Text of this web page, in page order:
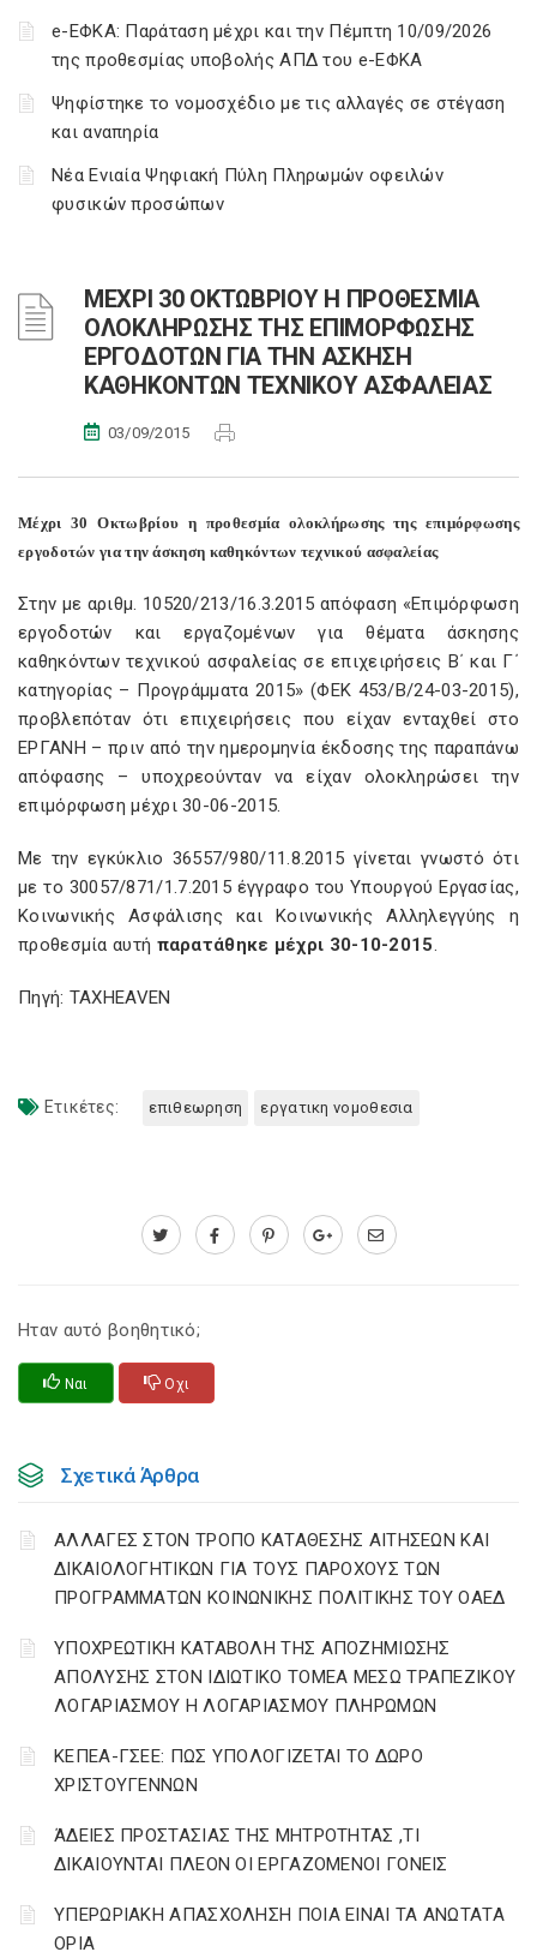
e-ΕΦΚΑ: Παράταση μέχρι και την Πέμπτη 10/09/2026
της προθεσμίας υποβολής ΑΠΔ του e-ΕΦΚΑ
Ψηφίστηκε το νομοσχέδιο με τις αλλαγές σε στέγαση
και αναπηρία
Νέα Ενιαία Ψηφιακή Πύλη Πληρωμών οφειλών
φυσικών προσώπων
ΜΕΧΡΙ 30 ΟΚΤΩΒΡΙΟΥ Η ΠΡΟΘΕΣΜΙΑ
ΟΛΟΚΛΗΡΩΣΗΣ ΤΗΣ ΕΠΙΜΟΡΦΩΣΗΣ
ΕΡΓΟΔΟΤΩΝ ΓΙΑ ΤΗΝ ΑΣΚΗΣΗ
ΚΑΘΗΚΟΝΤΩΝ ΤΕΧΝΙΚΟΥ ΑΣΦΑΛΕΙΑΣ
03/09/2015
Μέχρι 30 Οκτωβρίου η προθεσμία ολοκλήρωσης της επιμόρφωσης
εργοδοτών για την άσκηση καθηκόντων τεχνικού ασφαλείας
Στην με αριθμ. 10520/213/16.3.2015 απόφαση «Επιμόρφωση
εργοδοτών και εργαζομένων για θέματα άσκησης
καθηκόντων τεχνικού ασφαλείας σε επιχειρήσεις Β΄ και Γ΄
κατηγορίας – Προγράμματα 2015» (ΦΕΚ 453/Β/24-03-2015),
προβλεπόταν ότι επιχειρήσεις που είχαν ενταχθεί στο
ΕΡΓΑΝΗ – πριν από την ημερομηνία έκδοσης της παραπάνω
απόφασης – υποχρεούνταν να είχαν ολοκληρώσει την
επιμόρφωση μέχρι 30-06-2015.
Με την εγκύκλιο 36557/980/11.8.2015 γίνεται γνωστό ότι
με το 30057/871/1.7.2015 έγγραφο του Υπουργού Εργασίας,
Κοινωνικής Ασφάλισης και Κοινωνικής Αλληλεγγύης η
προθεσμία αυτή παρατάθηκε μέχρι 30-10-2015.
Πηγή: TAXHEAVEN
Ετικέτες: επιθεωρηση εργατικη νομοθεσια
Ηταν αυτό βοηθητικό;
Ναι Οχι
Σχετικά Άρθρα
ΑΛΛΑΓΕΣ ΣΤΟΝ ΤΡΟΠΟ ΚΑΤΑΘΕΣΗΣ ΑΙΤΗΣΕΩΝ ΚΑΙ
ΔΙΚΑΙΟΛΟΓΗΤΙΚΩΝ ΓΙΑ ΤΟΥΣ ΠΑΡΟΧΟΥΣ ΤΩΝ
ΠΡΟΓΡΑΜΜΑΤΩΝ ΚΟΙΝΩΝΙΚΗΣ ΠΟΛΙΤΙΚΗΣ ΤΟΥ ΟΑΕΔ
YΠΟΧΡΕΩΤΙΚΗ ΚΑΤΑΒΟΛΗ ΤΗΣ ΑΠΟΖΗΜΙΩΣΗΣ
ΑΠΟΛΥΣΗΣ ΣΤΟΝ ΙΔΙΩΤΙΚΟ ΤΟΜΕΑ ΜΕΣΩ ΤΡΑΠΕΖΙΚΟΥ
ΛΟΓΑΡΙΑΣΜΟΥ Η ΛΟΓΑΡΙΑΣΜΟΥ ΠΛΗΡΩΜΩΝ
ΚΕΠΕΑ-ΓΣΕΕ: ΠΩΣ ΥΠΟΛΟΓΙΖΕΤΑΙ ΤΟ ΔΩΡΟ
ΧΡΙΣΤΟΥΓΕΝΝΩΝ
ΆΔΕΙΕΣ ΠΡΟΣΤΑΣΙΑΣ ΤΗΣ ΜΗΤΡΟΤΗΤΑΣ ,ΤΙ
ΔΙΚΑΙΟΥΝΤΑΙ ΠΛΕΟΝ ΟΙ ΕΡΓΑΖΟΜΕΝΟΙ ΓΟΝΕΙΣ
ΥΠΕΡΩΡΙΑΚΗ ΑΠΑΣΧΟΛΗΣΗ ΠΟΙΑ ΕΙΝΑΙ ΤΑ ΑΝΩΤΑΤΑ
ΟΡΙΑ